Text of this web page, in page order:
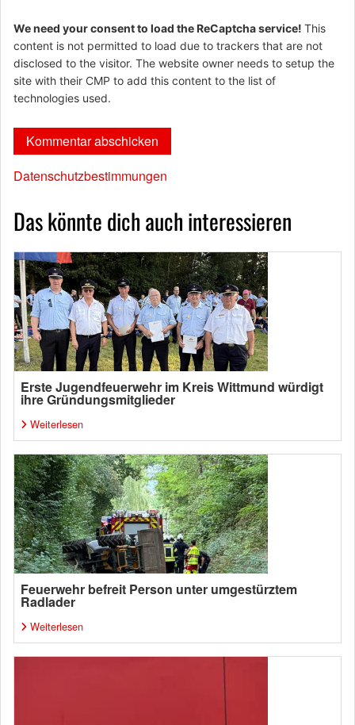
We need your consent to load the ReCaptcha service! This
content is not permitted to load due to trackers that are not
disclosed to the visitor. The website owner needs to setup the
site with their CMP to add this content to the list of
technologies used.
Datenschutzbestimmungen
Das könnte dich auch interessieren
Erste Jugendfeuerwehr im Kreis Wittmund würdigt
ihre Gründungsmitglieder
Weiterlesen
Feuerwehr befreit Person unter umgestürztem
Radlader
Weiterlesen